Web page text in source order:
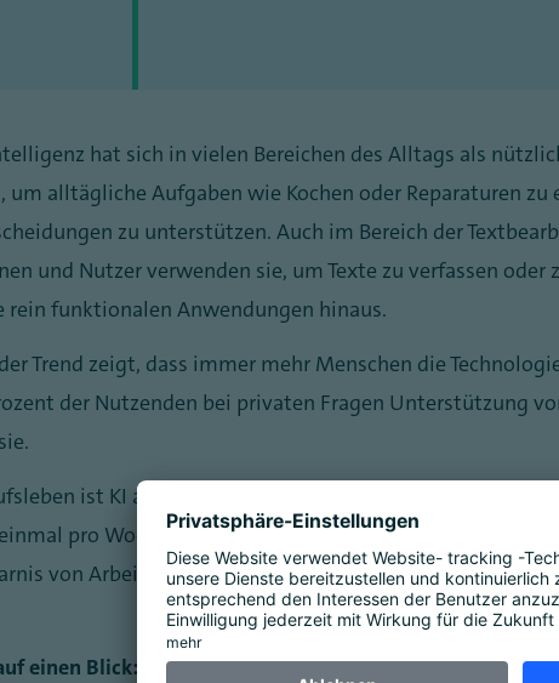
hat sich in vielen Bereichen des Alltags als
um alltägliche Aufgaben wie Kochen oder Reparaturen
zu unterstützen. Auch im Bereich der
und Nutzer verwenden sie, um Texte zu verfassen
rein funktionalen Anwendungen hinaus.
Trend zeigt, dass immer mehr Menschen die
der Nutzenden bei privaten Fragen Unterstützung
ist KI angekommen. 48 Prozent der
pro Woche, 22 Prozent seltener. Sie sehen Vorteile
von Arbeitszeit (47 Prozent), in Freiräumen für
einen Blick: